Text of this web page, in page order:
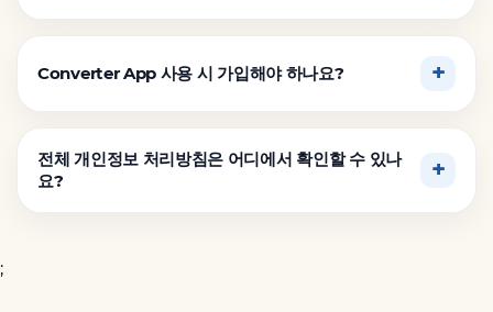
Converter App 사용 시 가입해야 하나요?
전체 개인정보 처리방침은 어디에서 확인할 수 있나
요?
;